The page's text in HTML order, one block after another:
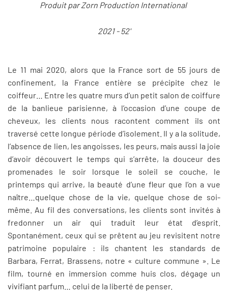
Produit par Zorn Production International
2021 - 52'
Le 11 mai 2020, alors que la France sort de 55 jours de
confinement, la France entière se précipite chez le
coiffeur… Entre les quatre murs d’un petit salon de coiffure
de la banlieue parisienne, à l’occasion d’une coupe de
cheveux, les clients nous racontent comment ils ont
traversé cette longue période d’isolement. Il y a la solitude,
l’absence de lien, les angoisses, les peurs, mais aussi la joie
d’avoir découvert le temps qui s’arrête, la douceur des
promenades le soir lorsque le soleil se couche, le
printemps qui arrive, la beauté d’une fleur que l’on a vue
naître…quelque chose de la vie, quelque chose de soi-
même. Au fil des conversations, les clients sont invités à
fredonner un air qui traduit leur état d’esprit.
Spontanément, ceux qui se prêtent au jeu revisitent notre
patrimoine populaire : ils chantent les standards de
Barbara, Ferrat, Brassens, notre « culture commune ». Le
film, tourné en immersion comme huis clos, dégage un
vivifiant parfum… celui de la liberté de penser.